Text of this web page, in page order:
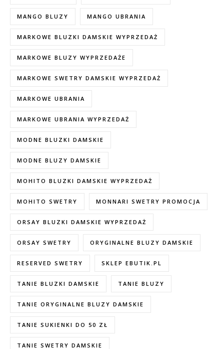
MANGO BLUZY MANGO UBRANIA
MARKOWE BLUZKI DAMSKIE WYPRZEDAŻ
MARKOWE BLUZY WYPRZEDAŻE
MARKOWE SWETRY DAMSKIE WYPRZEDAŻ
MARKOWE UBRANIA
MARKOWE UBRANIA WYPRZEDAŻ
MODNE BLUZKI DAMSKIE
MODNE BLUZY DAMSKIE
MOHITO BLUZKI DAMSKIE WYPRZEDAŻ
MOHITO SWETRY MONNARI SWETRY PROMOCJA
ORSAY BLUZKI DAMSKIE WYPRZEDAŻ
ORSAY SWETRY ORYGINALNE BLUZY DAMSKIE
RESERVED SWETRY SKLEP EBUTIK.PL
TANIE BLUZKI DAMSKIE TANIE BLUZY
TANIE ORYGINALNE BLUZY DAMSKIE
TANIE SUKIENKI DO 50 ZŁ
TANIE SWETRY DAMSKIE